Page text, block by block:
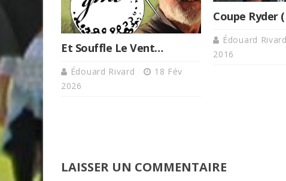
Et Souffle Le Vent…
Édouard Rivard
18 Fév
2026
Coupe Ryder
Édouard Rivard
2016
LAISSER UN COMMENTAIRE